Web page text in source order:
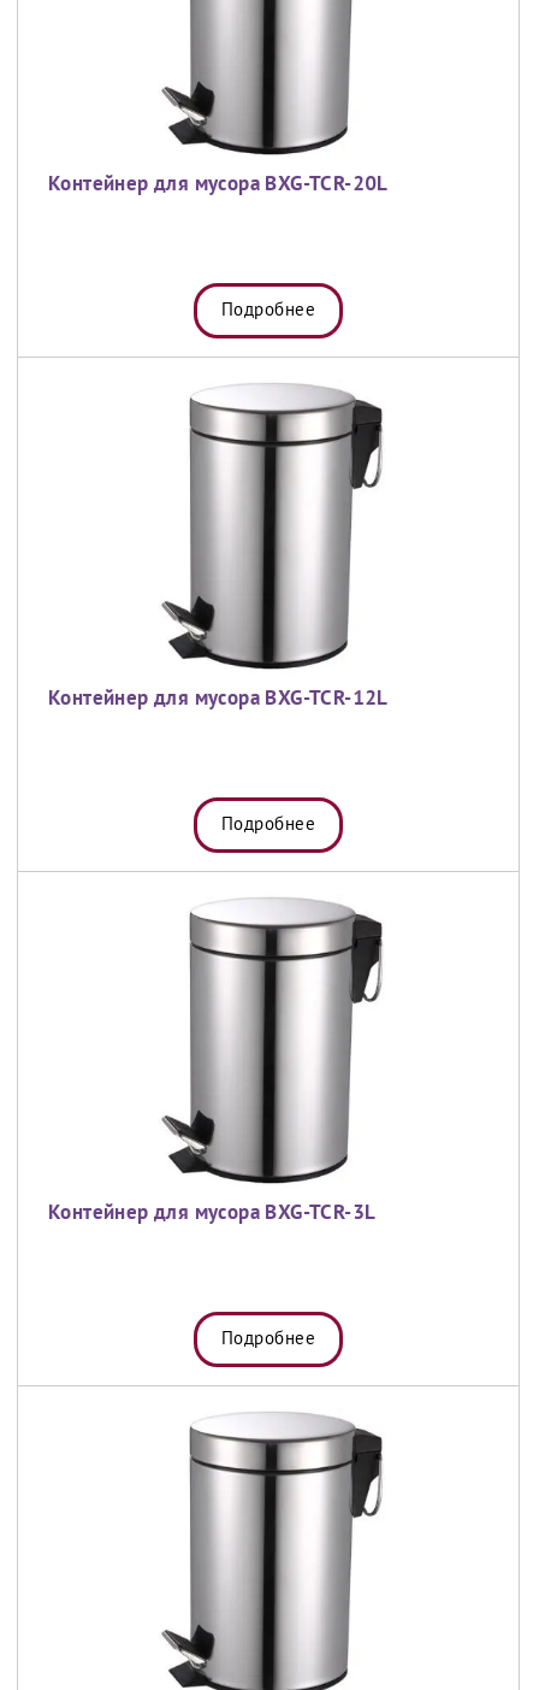
Контейнер для мусора BXG-TCR-20L
Подробнее
Контейнер для мусора BXG-TCR-12L
Подробнее
Контейнер для мусора BXG-TCR-3L
Подробнее